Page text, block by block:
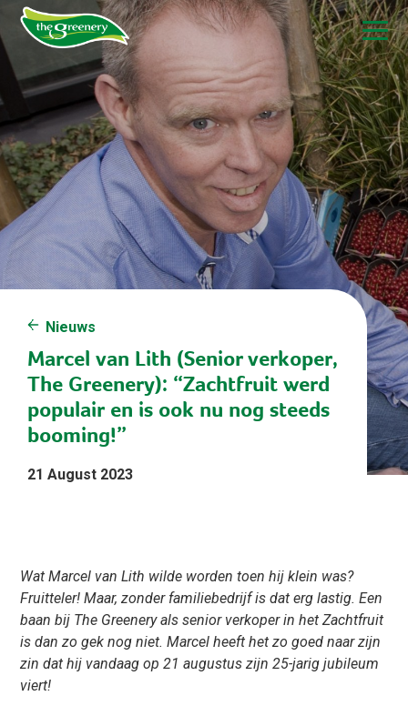
Nieuws
Marcel van Lith (Senior verkoper,
The Greenery): “Zachtfruit werd
populair en is ook nu nog steeds
booming!”
21 August 2023
Wat Marcel van Lith wilde worden toen hij klein was?
Fruitteler! Maar, zonder familiebedrijf is dat erg lastig. Een
baan bij The Greenery als senior verkoper in het Zachtfruit
is dan zo gek nog niet. Marcel heeft het zo goed naar zijn
zin dat hij vandaag op 21 augustus zijn 25-jarig jubileum
viert!